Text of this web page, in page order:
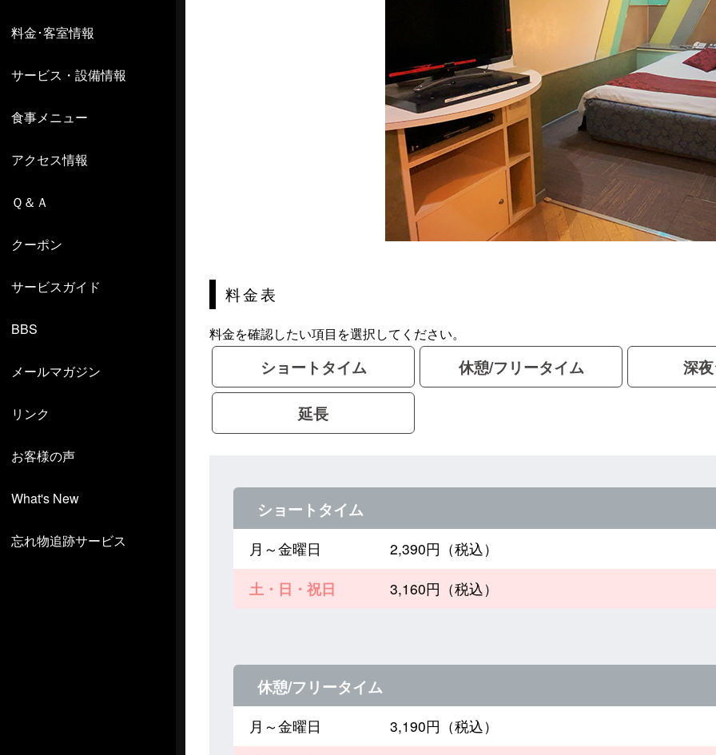
料金･客室情報
サービス・設備情報
食事メニュー
アクセス情報
Ｑ＆Ａ
クーポン
サービスガイド
BBS
メールマガジン
リンク
お客様の声
What's New
忘れ物追跡サービス
料金表
料金を確認したい項目を選択してください。
ショートタイム 休憩/フリータイム 深
延長
ショートタイム
月～金曜日
2,390円（税込）
土・日・祝日
3,160円（税込）
休憩/フリータイム
月～金曜日
3,190円（税込）